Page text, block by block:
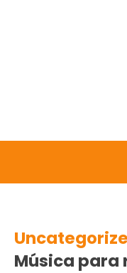
Música para